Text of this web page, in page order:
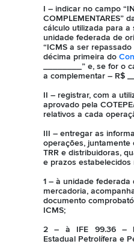
I – indicar no campo
COMPLEMENTARES”
cálculo utilizada para a
unidade federada de
“ICMS a ser
décima primeira do
________” e, se for o
a complementar – R$
II – registrar, com a
aprovado pela
relativos a cada
III – entregar as
operações,
TRR e distribuidoras,
e prazos estabelecidos
1 – à unidade federada
mercadoria,
documento
ICMS;
2 – à IFE 99.36 –
Estadual Petrolífera e